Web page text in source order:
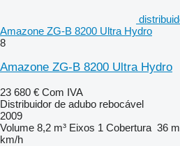
Amazone ZG-B 8200 Ultra Hydro
8
Amazone ZG-B 8200 Ultra Hydro
23 680 € Com IVA
Distribuidor de adubo rebocável
2009
Volume 8,2 m³ Eixos 1 Cobertura 36 m
km/h